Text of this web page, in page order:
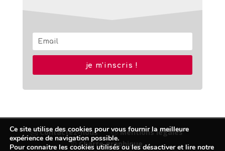
je m'inscris !
Contactez-nous
Mentions légales
© Charte graphique
Ce site utilise des cookies pour vous fournir la meilleure
expérience de navigation possible.
Pour connaitre les cookies utilisés ou les désactiver et lire notre